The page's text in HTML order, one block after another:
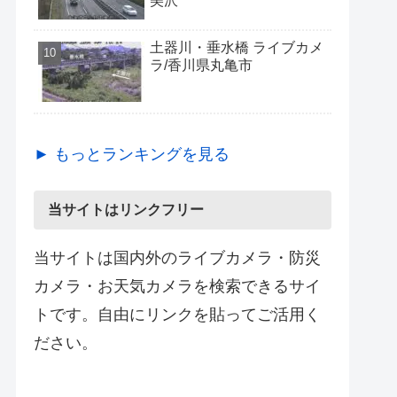
土器川・垂水橋 ライブカメ
ラ/香川県丸亀市
► もっとランキングを見る
当サイトはリンクフリー
当サイトは国内外のライブカメラ・防災
カメラ・お天気カメラを検索できるサイ
トです。自由にリンクを貼ってご活用く
ださい。